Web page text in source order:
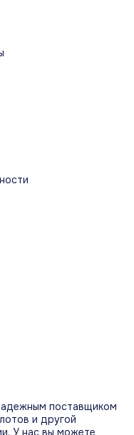
поставщиком
и другой
У нас вы можете